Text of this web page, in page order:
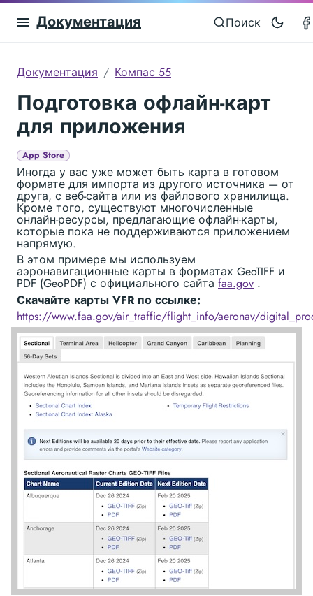
Документация Поиск
Документация Компас 55
Подготовка офлайн-карт
для приложения
App Store
Иногда у вас уже может быть карта в готовом
формате для импорта из другого источника — от
друга, с веб-сайта или из файлового хранилища.
Кроме того, существуют многочисленные
онлайн-ресурсы, предлагающие офлайн-карты,
которые пока не поддерживаются приложением
напрямую.
В этом примере мы используем
аэронавигационные карты в форматах GeoTIFF и
PDF (GeoPDF) с официального сайта faa.gov .
Скачайте карты VFR по ссылке:
https://www.faa.gov/air_traffic/flight_info/aeronav/